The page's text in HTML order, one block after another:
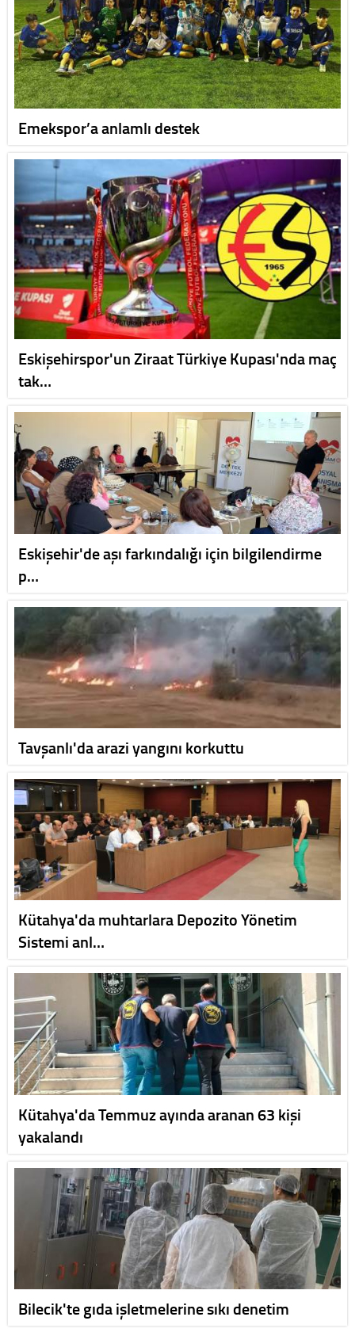
Emekspor’a anlamlı destek
Eskişehirspor'un Ziraat Türkiye Kupası'nda maç
tak…
Eskişehir'de aşı farkındalığı için bilgilendirme
p…
Tavşanlı'da arazi yangını korkuttu
Kütahya'da muhtarlara Depozito Yönetim
Sistemi anl…
Kütahya'da Temmuz ayında aranan 63 kişi
yakalandı
Bilecik'te gıda işletmelerine sıkı denetim